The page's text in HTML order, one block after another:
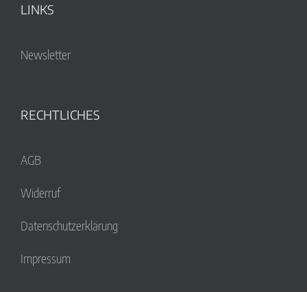
LINKS
Newsletter
RECHTLICHES
AGB
Widerruf
Datenschutzerklärung
Impressum